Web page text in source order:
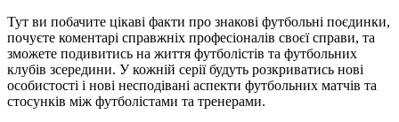
Тут ви побачите цікаві факти про знакові футбольні поєдинки,
почуєте коментарі справжніх професіоналів своєї справи, та
зможете подивитись на життя футболістів та футбольних
клубів зсередини. У кожній серії будуть розкриватись нові
особистості і нові несподівані аспекти футбольних матчів та
стосунків між футболістами та тренерами.